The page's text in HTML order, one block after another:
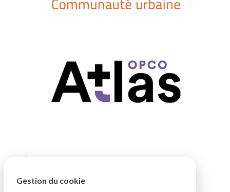
Gestion du cookie